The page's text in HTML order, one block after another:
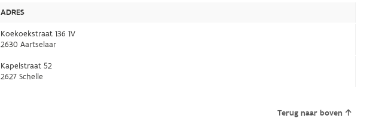
ADRES
Koekoekstraat 136 1V
2630 Aartselaar
Kapelstraat 52
2627 Schelle
Terug naar boven